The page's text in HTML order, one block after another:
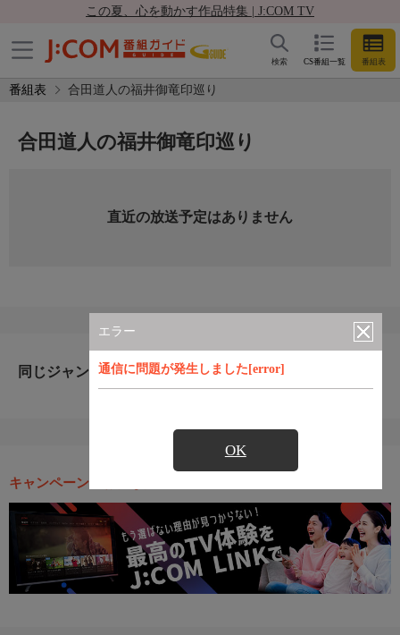
この夏、心を動かす作品特集 | J:COM TV
CS番組一覧 番組表
検索
番組表 合田道人の福井御竜印巡り
エラー
通信に問題が発生しました[error]
OK
合田道人の福井御竜印巡り
直近の放送予定はありません
同じジャンルのおすすめ番組
キャンペーン・お得な情報